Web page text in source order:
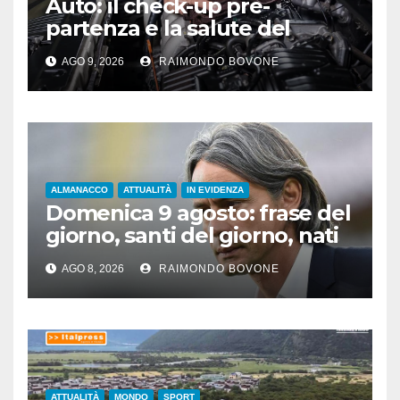
Auto: il check-up pre-
partenza e la salute del
motore sotto il sole
AGO 9, 2026 RAIMONDO BOVONE
ALMANACCO ATTUALITÀ IN EVIDENZA
Domenica 9 agosto: frase del
giorno, santi del giorno, nati
famosi, accadde oggi
AGO 8, 2026 RAIMONDO BOVONE
ATTUALITÀ MONDO SPORT